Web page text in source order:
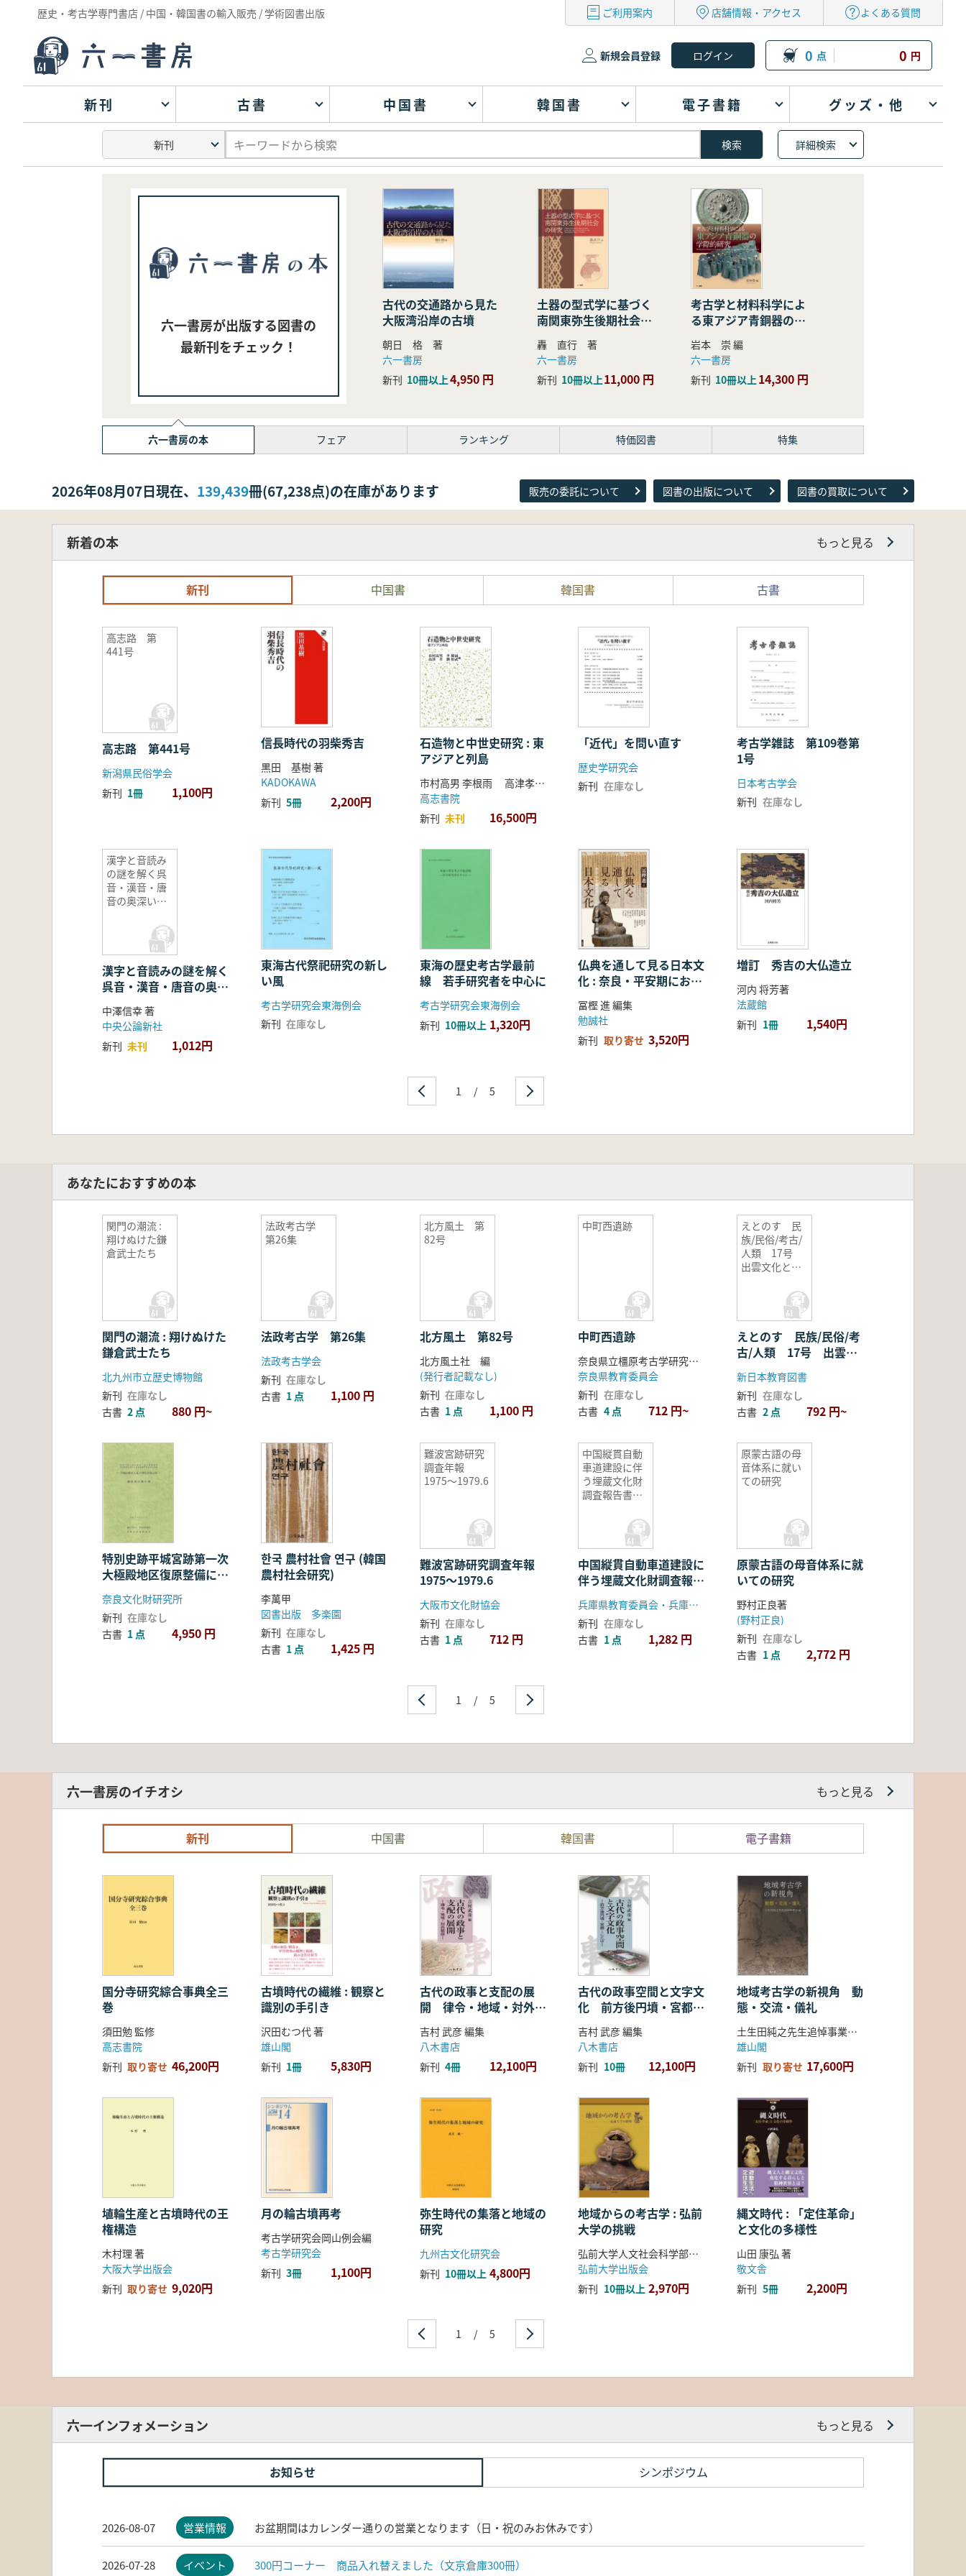
歴史・考古学専門書店 / 中国・韓国書の輸入販売 / 学術図書出版 ご利用案内 店舗情報・アクセス よくある質問
新規会員登録 0 点 0 円
新刊 古書 中国書 韓国書 電子書籍 グッズ・他
詳細検索
六一書房が出版する図書の
最新刊をチェック！
古代の交通路から見た
大阪湾沿岸の古墳
朝日 格 著
六一書房
新刊 10冊以上4,950 円
土器の型式学に基づく
南関東弥生後期社会の
研究
轟 直行 著
六一書房
新刊 10冊以上11,000 円
考古学と材料科学によ
る東アジア青銅器の学
際的研究
岩本 崇 編
六一書房
新刊 10冊以上14,300 円
六一書房の本 フェア ランキング 特価図書 特集
2026年08月07日現在、 139,439冊(67,238点)の在庫があります 販売の委託について 図書の出版について 図書の買取について
新着の本 もっと見る
新刊 中国書 韓国書 古書
高志路 第
441号
高志路 第441号
新潟県民俗学会
新刊 1冊 1,100円
信長時代の羽柴秀吉
黒田 基樹 著
KADOKAWA
新刊 5冊 2,200円
石造物と中世史研究 : 東
アジアと列島
市村高男 李根雨 高津孝 劉恒武 編
高志書院
新刊 未刊 16,500円
「近代」を問い直す
歴史学研究会
新刊 在庫なし
考古学雑誌 第109巻第
1号
日本考古学会
新刊 在庫なし
漢字と音読み
の謎を解く呉
音・漢音・唐
音の奥深い世
漢字と音読みの謎を解く
呉音・漢音・唐音の奥深
い世界
中澤信幸 著
中央公論新社
新刊 未刊 1,012円
東海古代祭祀研究の新し
い風
考古学研究会東海例会
新刊 在庫なし
東海の歴史考古学最前
線 若手研究者を中心に
考古学研究会東海例会
新刊 10冊以上 1,320円
仏典を通して見る日本文
化 : 奈良・平安期におけ
る仏教の受容・融合・展
開
冨樫 進 編集
勉誠社
新刊 取り寄せ 3,520円
増訂 秀吉の大仏造立
河内 将芳著
法蔵館
新刊 1冊 1,540円
1 / 5
あなたにおすすめの本
関門の潮流 :
翔けぬけた鎌
倉武士たち
関門の潮流 : 翔けぬけた
鎌倉武士たち
北九州市立歴史博物館
新刊 在庫なし
古書 2 点 880 円~
法政考古学
第26集
法政考古学 第26集
法政考古学会
新刊 在庫なし
古書 1 点 1,100 円
北方風土 第
82号
北方風土 第82号
北方風土社 編
(発行者記載なし)
新刊 在庫なし
古書 1 点 1,100 円
中町西遺跡
中町西遺跡
奈良県立橿原考古学研究所 編
奈良県教育委員会
新刊 在庫なし
古書 4 点 712 円~
えとのす 民
族/民俗/考古/
人類 17号
出雲文化と
えとのす 民族/民俗/考
古/人類 17号 出雲文
化と神々の原像
新日本教育図書
新刊 在庫なし
古書 2 点 792 円~
特別史跡平城宮跡第一次
大極殿地区復原整備に関
する軟弱地盤等調査検討
業務調査検討報告書 2
冊組
奈良文化財研究所
新刊 在庫なし
古書 1 点 4,950 円
한국 農村社會 연구 (韓国
農村社会研究)
李萬甲
図書出版 多楽園
新刊 在庫なし
古書 1 点 1,425 円
難波宮跡研究
調査年報
1975〜1979.6
難波宮跡研究調査年報
1975〜1979.6
大阪市文化財協会
新刊 在庫なし
古書 1 点 712 円
中国縦貫自動
車道建設に伴
う埋蔵文化財
調査報告書
中国縦貫自動車道建設に
伴う埋蔵文化財調査報告
書 (佐用編・宍粟編) 兵庫県教育委員会・兵庫県社会文化協会
新刊 在庫なし
古書 1 点 1,282 円
原蒙古語の母
音体系に就い
ての研究
原蒙古語の母音体系に就
いての研究
野村正良著
(野村正良)
新刊 在庫なし
古書 1 点 2,772 円
1 / 5
六一書房のイチオシ もっと見る
新刊 中国書 韓国書 電子書籍
国分寺研究綜合事典全三
巻
須田勉 監修
高志書院
新刊 取り寄せ 46,200円
古墳時代の繊維 : 観察と
識別の手引き
沢田むつ代 著
雄山閣
新刊 1冊 5,830円
古代の政事と支配の展
開 律令・地域・対外関
係
吉村 武彦 編集
八木書店
新刊 4冊 12,100円
古代の政事空間と文字文
化 前方後円墳・宮都・
ことば
吉村 武彦 編集
八木書店
新刊 10冊 12,100円
地域考古学の新視角 動
態・交流・儀礼
土生田純之先生追悼事業会 編
雄山閣
新刊 取り寄せ 17,600円
埴輪生産と古墳時代の王
権構造
木村理 著
大阪大学出版会
新刊 取り寄せ 9,020円
月の輪古墳再考
考古学研究会岡山例会編
考古学研究会
新刊 3冊 1,100円
弥生時代の集落と地域の
研究
九州古文化研究会
新刊 10冊以上 4,800円
地域からの考古学 : 弘前
大学の挑戦
弘前大学人文社会科学部北日本考古学研究センター 編
弘前大学出版会
新刊 10冊以上 2,970円
縄文時代 : 「定住革命」
と文化の多様性
山田 康弘 著
敬文舎
新刊 5冊 2,200円
1 / 5
六一インフォメーション もっと見る
お知らせ シンポジウム
2026-08-07 営業情報 お盆期間はカレンダー通りの営業となります（日・祝のみお休みです）
2026-07-28 イベント 300円コーナー 商品入れ替えました（文京倉庫300冊）